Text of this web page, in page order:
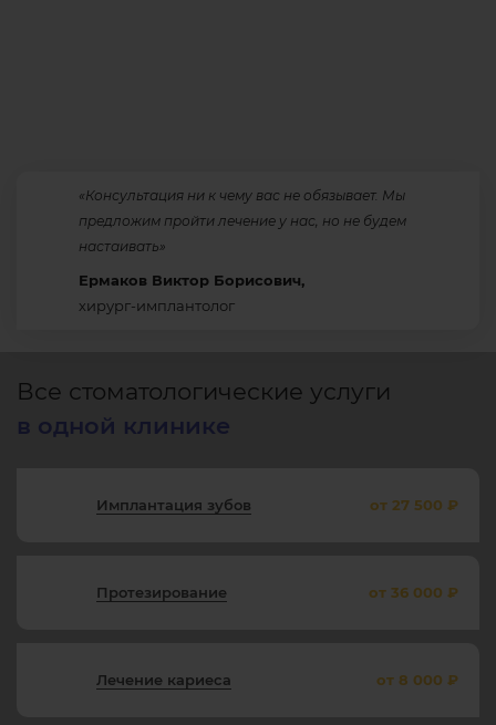
«Консультация ни к чему вас не обязывает. Мы
предложим пройти лечение у нас, но не будем
настаивать»
Ермаков Виктор Борисович,
хирург-имплантолог
Все стоматологические услуги
в одной клинике
Имплантация зубов от 27 500 ₽
Протезирование от 36 000 ₽
Лечение кариеса от 8 000 ₽